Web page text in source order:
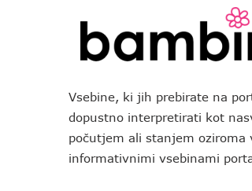
Vsebine, ki jih prebirate na
dopustno interpretirati kot
počutjem ali stanjem
informativnimi vsebinami